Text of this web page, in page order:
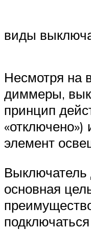
виды
Несмотря на
диммеры,
принцип
элемент
Выключатель
основная